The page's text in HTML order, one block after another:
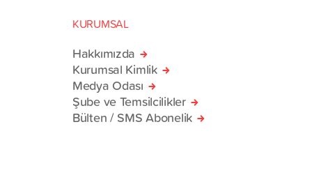
KURUMSAL
Hakkımızda
Kurumsal Kimlik
Medya Odası
Şube ve Temsilcilikler
Bülten / SMS Abonelik